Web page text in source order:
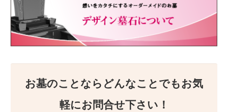
お墓のことならどんなことでもお気
軽にお問合せ下さい！